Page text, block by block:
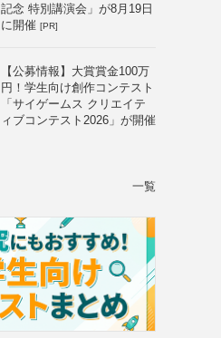
記念 特別講演会」が8月19日
に開催 [PR]
【公募情報】大賞賞金100万
円！学生向け創作コンテスト
「サイゲームス クリエイテ
ィブコンテスト2026」が開催
一覧